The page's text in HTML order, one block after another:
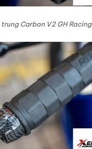
trung Carbon V2 GH Racing